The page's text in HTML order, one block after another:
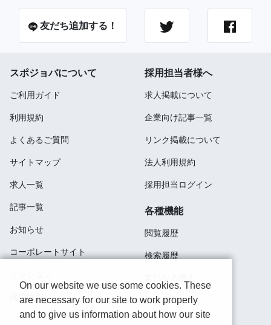
友だち追加する！
スポジョバについて
ご利用ガイド
利用規約
よくあるご質問
サイトマップ
求人一覧
記事一覧
お知らせ
コーポレートサイト
採用情報
採用担当者様へ
求人掲載について
企業向け記事一覧
リンク掲載について
法人利用規約
採用担当ログイン
各種機能
閲覧履歴
検索履歴
応募済み
On our website we use some cookies. These
are necessary for our site to work properly
and to give us information about how our site